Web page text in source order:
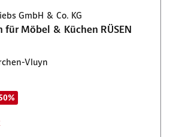
GmbH & Co. KG
Möbel & Küchen RÜSEN
Vluyn